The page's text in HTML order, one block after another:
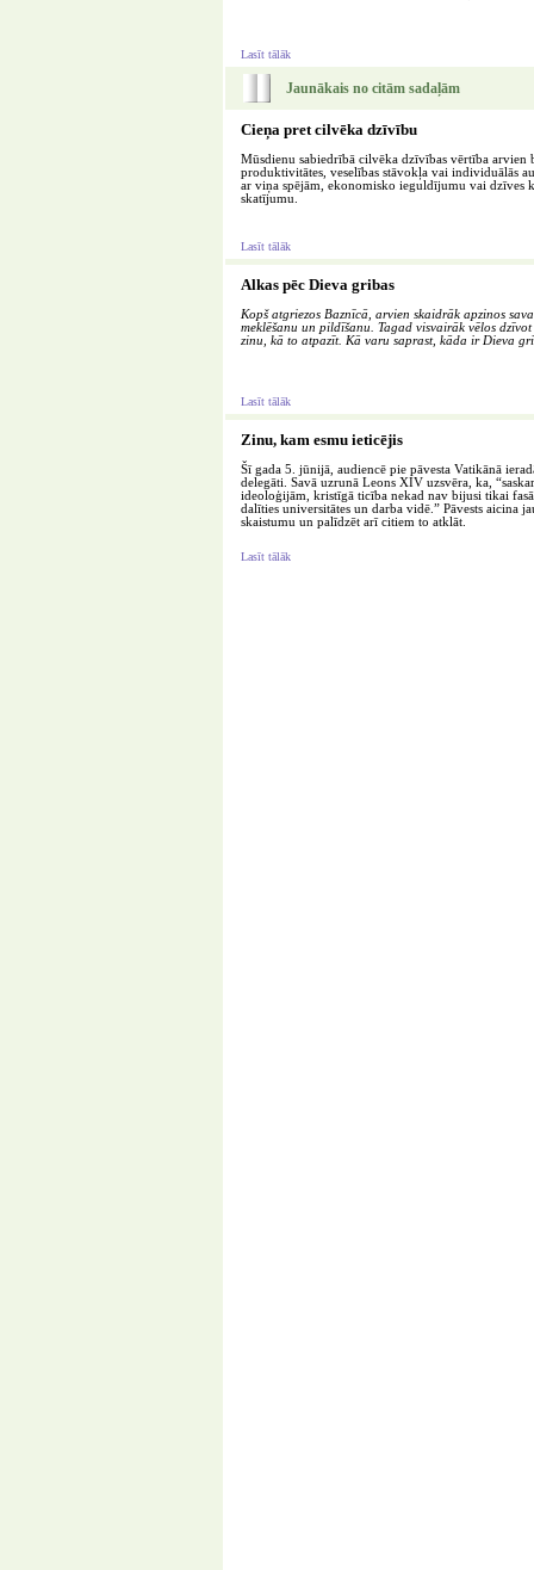
Lasīt tālāk
Jaunākais no citām sadaļām
Cieņa pret cilvēka dzīvību
Mūsdienu sabiedrībā cilvēka dzīvības vērtība arvien
produktivitātes, veselības stāvokļa vai individuālās
ar viņa spējām, ekonomisko ieguldījumu vai
skatījumu.
Lasīt tālāk
Alkas pēc Dieva gribas
Kopš atgriezos Baznīcā, arvien skaidrāk apzinos
meklēšanu un pildīšanu. Tagad visvairāk vēlos
zinu, kā to atpazīt. Kā varu saprast, kāda ir Dieva
Lasīt tālāk
Zinu, kam esmu ieticējis
Šī gada 5. jūnijā, audiencē pie pāvesta Vatikānā
delegāti. Savā uzrunā Leons XIV uzsvēra, ka,
ideoloģijām, kristīgā ticība nekad nav bijusi tikai
dalīties universitātes un darba vidē.” Pāvests aicina
skaistumu un palīdzēt arī citiem to atklāt.
Lasīt tālāk